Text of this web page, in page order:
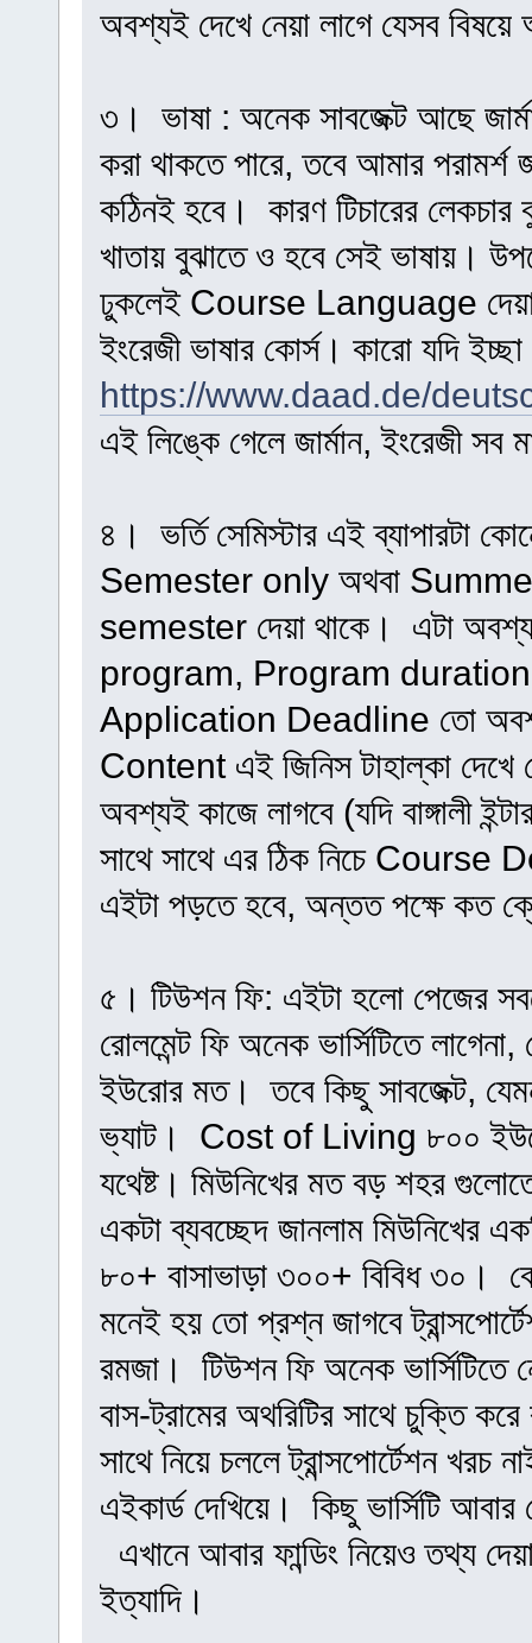
অবশ্যই দেখে নেয়া লাগে যেসব
৩। ভাষা : অনেক সাবজেক্ট আছে
করা থাকতে পারে, তবে আমার পরামর্শ
কঠিনই হবে। কারণ টিচারের লেকচার
খাতায় বুঝাতে ও হবে সেই ভাষায়।
ঢুকলেই Course Language দেয়া
ইংরেজী ভাষার কোর্স। কারো যদি
https://www.daad.de/
এই লিঙ্কে গেলে জার্মান, ইংরেজী সব
৪। ভর্তি সেমিস্টার এই ব্যাপারটা
Semester only অথবা
semester দেয়া থাকে। এটা
program, Program duration
Application Deadline তো
Content এই জিনিস টাহাল্কা দেখে
অবশ্যই কাজে লাগবে (যদি বাঙ্গালী
সাথে সাথে এর ঠিক নিচে
এইটা পড়তে হবে, অন্তত পক্ষে কত
৫। টিউশন ফি: এইটা হলো পেজের
রোলমেন্ট ফি অনেক ভার্সিটিতে
ইউরোর মত। তবে কিছু সাবজেক্ট,
ভ্যাট। Cost of Living ৮০০ ইউরো
যথেষ্ট। মিউনিখের মত বড় শহর
একটা ব্যবচ্ছেদ জানলাম মিউনিখের
৮০+ বাসাভাড়া ৩০০+ বিবিধ ৩০।
মনেই হয় তো প্রশ্ন জাগবে
রমজা। টিউশন ফি অনেক ভার্সিটিতে
বাস-ট্রামের অথরিটির সাথে চুক্তি
সাথে নিয়ে চললে ট্রান্সপোর্টেশন খরচ
এইকার্ড দেখিয়ে। কিছু ভার্সিটি
এখানে আবার ফান্ডিং নিয়েও তথ্য
ইত্যাদি।